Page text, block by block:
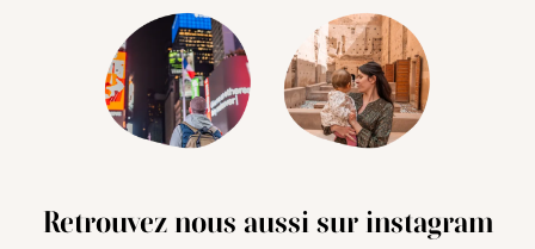
Retrouvez nous aussi sur instagram